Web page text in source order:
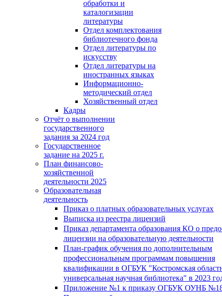
обработки и
каталогизации
литературы
Отдел комплектования
библиотечного фонда
Отдел литературы по
искусству
Отдел литературы на
иностранных языках
Информационно-
методический отдел
Хозяйственный отдел
Кадры
Отчёт о выполнении
государственного
задания за 2024 год
Государственное
задание на 2025 г.
План финансово-
хозяйственной
деятельности 2025
Образовательная
деятельность
Приказ о платных образовательных услугах
Выписка из реестра лицензий
Приказ департамента образования КО о
лицензии на образовательную деятельности
План-график обучения по дополнительным
профессиональным программам повышения
квалификации в ОГБУК "Костромская
универсальная научная библиотека" в 2023
Приложение №1 к приказу ОГБУК ОУНБ